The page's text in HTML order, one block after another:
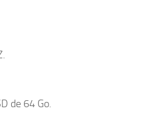
de 64 Go.